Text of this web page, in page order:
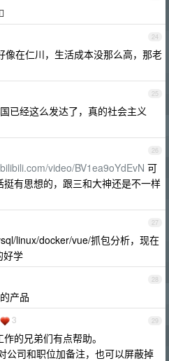
24
像在仁川，生活成本没那么高，那老
25
已经这么发达了，真的社会主义
26
video/BV1ea9oYdEvN 可
有思想的，跟三和大神还是不一样
27
linux/docker/vue/抓包分析，现在
好学
28
产品
29
3
的兄弟们有点帮助。
公司和职位加备注，也可以屏蔽掉